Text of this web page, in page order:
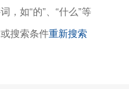
，如“的”、“什么”等
搜索条件重新搜索